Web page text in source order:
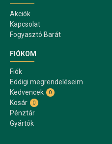
Akciók
Kapcsolat
Fogyasztó Barát
FIÓKOM
Fiók
Eddigi megrendeléseim
Kedvencek
0
Kosár 0
Pénztár
Gyártók